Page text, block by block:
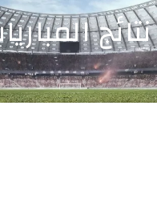
نتائج